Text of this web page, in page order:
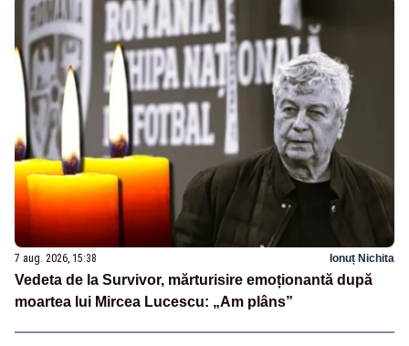
7 aug. 2026, 15:38 Ionuț Nichita
Vedeta de la Survivor, mărturisire emoționantă după
moartea lui Mircea Lucescu: „Am plâns”